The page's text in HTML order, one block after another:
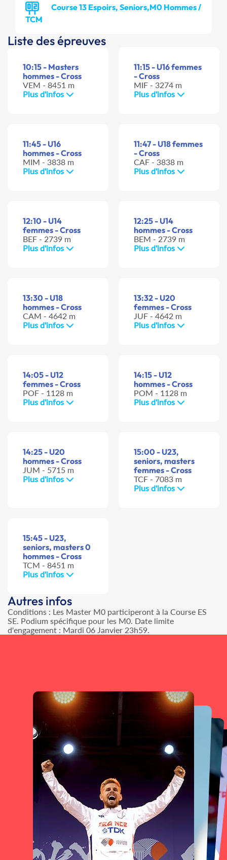
Course 13 Espoirs, Seniors,M0 Hommes /
TCM
Liste des épreuves
10:15 - Masters
hommes - Cross
VEM - 8451 m
Plus d'infos
11:15 - U16 femmes
- Cross
MIF - 3274 m
Plus d'infos
11:45 - U16
hommes - Cross
MIM - 3838 m
Plus d'infos
11:47 - U18 femmes
- Cross
CAF - 3838 m
Plus d'infos
12:10 - U14
femmes - Cross
BEF - 2739 m
Plus d'infos
12:25 - U14
hommes - Cross
BEM - 2739 m
Plus d'infos
13:30 - U18
hommes - Cross
CAM - 4642 m
Plus d'infos
13:32 - U20
femmes - Cross
JUF - 4642 m
Plus d'infos
14:05 - U12
femmes - Cross
POF - 1128 m
Plus d'infos
14:15 - U12
hommes - Cross
POM - 1128 m
Plus d'infos
14:25 - U20
hommes - Cross
JUM - 5715 m
Plus d'infos
15:00 - U23,
seniors, masters
femmes - Cross
TCF - 7083 m
Plus d'infos
15:45 - U23,
seniors, masters 0
hommes - Cross
TCM - 8451 m
Plus d'infos
Autres infos
Conditions : Les Master M0 participeront à la Course ES
SE. Podium spécifique pour les M0. Date limite
d'engagement : Mardi 06 Janvier 23h59.